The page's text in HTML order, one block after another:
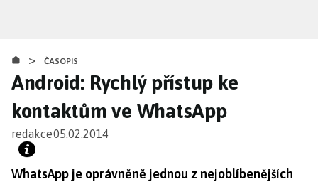
obsahu
> ČASOPIS
Android: Rychlý přístup ke
kontaktům ve WhatsApp
redakce05.02.2014
WhatsApp je oprávněně jednou z nejoblíbenějších